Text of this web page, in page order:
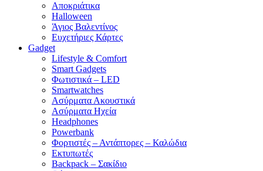
Αποκριάτικα
Halloween
Άγιος Βαλεντίνος
Ευχετήριες Κάρτες
Gadget
Lifestyle & Comfort
Smart Gadgets
Φωτιστικά – LED
Smartwatches
Ασύρματα Ακουστικά
Ασύρματα Ηχεία
Headphones
Powerbank
Φορτιστές – Αντάπτορες – Καλώδια
Εκτυπωτές
Backpack – Σακίδιο